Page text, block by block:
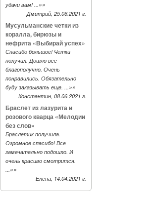
удачи вам! ...»»
Дмитрий, 25.06.2021 г.
Мусульманские четки из
коралла, бирюзы и
нефрита «Выбирай успех»
Спасибо большое! Четки
получил. Дошло все
благополучно. Очень
понравились. Обязательно
буду заказывать еще. ...»»
Константин, 08.06.2021 г.
Браслет из лазурита и
розового кварца «Мелодии
без слов»
Браслетик получила.
Огромное спасибо! Все
замечательно подошло. И
очень красиво смотрится.
...»»
Елена, 14.04.2021 г.